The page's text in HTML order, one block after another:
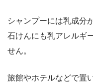
シャンプーには乳成分
石けんにも乳アレルギ
せん。
旅館やホテルなどで置